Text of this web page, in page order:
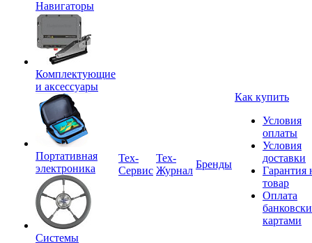
Навигаторы
Комплектующие
и аксессуары
Портативная
электроника
Системы
Tex-
Сервис
Тех-
Журнал
Бренды
Как купить
Условия
оплаты
Условия
доставки
Гарантия
товар
Оплата
картами